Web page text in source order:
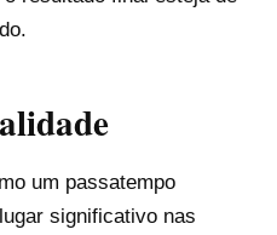
um passatempo
significativo nas